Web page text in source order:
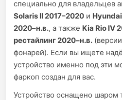
специально для владельцев
Solaris II 2017–2020 и
2020–н.в., а также Kia Rio IV
рестайлинг 2020–н.в.
фонарей). Если вы ищете
устройство именно под эти
фаркоп создан для вас.
Устройство оснащено шаром